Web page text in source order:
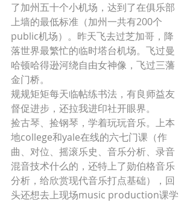
了加州五十个小机场，达到了在俱乐部
上墙的最低标准（加州一共有200个
public机场）。昨天飞去过芝加哥，降
落世界最繁忙的临时塔台机场。飞过曼
哈顿哈得逊河绕自由女神像，飞过三藩
金门桥。
规规矩矩每天临帖练书法，有良师益友
督促进步，还拉我进印社开眼界。
捡古琴、捡钢琴，学着玩玩音乐。上本
地college和yale在线的六七门课（作
曲、对位、摇滚乐史、音乐分析、录音
混音技术什么的，还特上了勋伯格音乐
分析，给欣赏现代音乐打点基础），回
头还想去上现场music production课学